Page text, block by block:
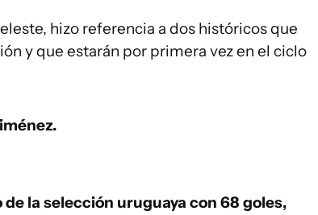
hizo referencia a dos históricos que
y que estarán por primera vez en el ciclo
la selección uruguaya con 68 goles,